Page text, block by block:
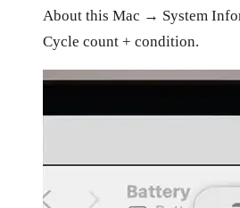
About this Mac → System
Cycle count + condition.